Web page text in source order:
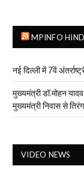
MPINFO
नई दिल्ली में 7वें
मुख्यमंत्री डॉ.मोहन
मुख्यमंत्री निवास से
VIDEO NEWS